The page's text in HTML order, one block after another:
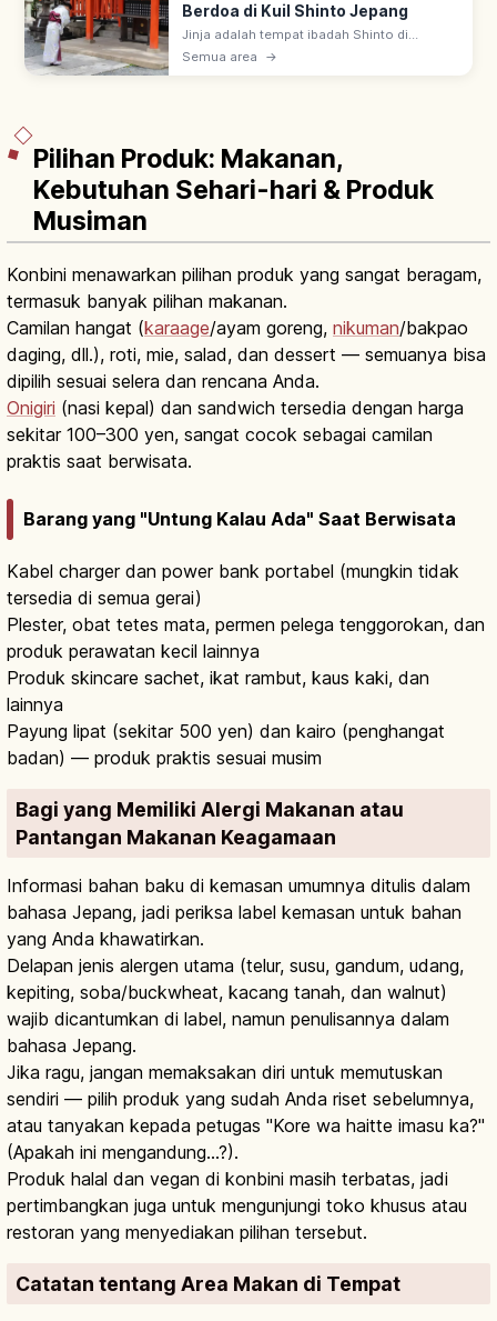
Berdoa di Kuil Shinto Jepang
Jinja adalah tempat ibadah Shinto di
Jepang, ada sekitar 80.000 di seluruh
Semua area →
Pilihan Produk: Makanan,
Kebutuhan Sehari-hari & Produk
Musiman
Konbini menawarkan pilihan produk yang sangat beragam,
termasuk banyak pilihan makanan.
Camilan hangat (karaage/ayam goreng, nikuman/bakpao
daging, dll.), roti, mie, salad, dan dessert — semuanya bisa
dipilih sesuai selera dan rencana Anda.
Onigiri (nasi kepal) dan sandwich tersedia dengan harga
sekitar 100–300 yen, sangat cocok sebagai camilan
praktis saat berwisata.
Barang yang "Untung Kalau Ada" Saat Berwisata
Kabel charger dan power bank portabel (mungkin tidak
tersedia di semua gerai)
Plester, obat tetes mata, permen pelega tenggorokan, dan
produk perawatan kecil lainnya
Produk skincare sachet, ikat rambut, kaus kaki, dan
lainnya
Payung lipat (sekitar 500 yen) dan kairo (penghangat
badan) — produk praktis sesuai musim
Bagi yang Memiliki Alergi Makanan atau
Pantangan Makanan Keagamaan
Informasi bahan baku di kemasan umumnya ditulis dalam
bahasa Jepang, jadi periksa label kemasan untuk bahan
yang Anda khawatirkan.
Delapan jenis alergen utama (telur, susu, gandum, udang,
kepiting, soba/buckwheat, kacang tanah, dan walnut)
wajib dicantumkan di label, namun penulisannya dalam
bahasa Jepang.
Jika ragu, jangan memaksakan diri untuk memutuskan
sendiri — pilih produk yang sudah Anda riset sebelumnya,
atau tanyakan kepada petugas "Kore wa haitte imasu ka?"
(Apakah ini mengandung...?).
Produk halal dan vegan di konbini masih terbatas, jadi
pertimbangkan juga untuk mengunjungi toko khusus atau
restoran yang menyediakan pilihan tersebut.
Catatan tentang Area Makan di Tempat